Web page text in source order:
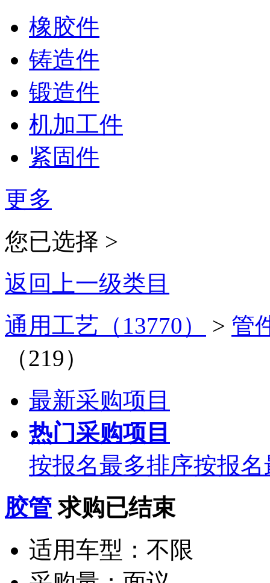
橡胶件
铸造件
锻造件
机加工件
紧固件
更多
您已选择 >
返回上一级类目
通用工艺（13770）
> 管
（219）
最新采购项目
热门采购项目
按报名最多排序按报
胶管 求购已结束
适用车型： 不限